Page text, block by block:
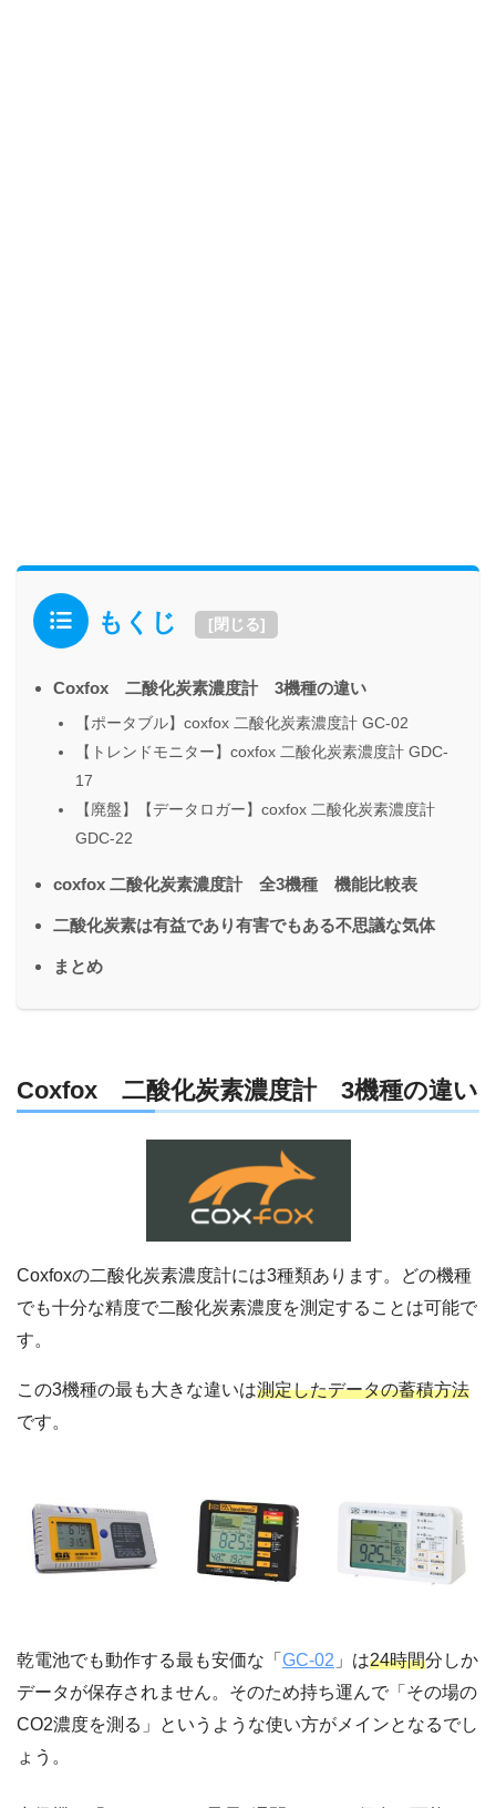
もくじ [閉じる]
Coxfox 二酸化炭素濃度計 3機種の違い
【ポータブル】coxfox 二酸化炭素濃度計 GC-02
【トレンドモニター】coxfox 二酸化炭素濃度計 GDC-
17
【廃盤】【データロガー】coxfox 二酸化炭素濃度計
GDC-22
coxfox 二酸化炭素濃度計 全3機種 機能比較表
二酸化炭素は有益であり有害でもある不思議な気体
まとめ
Coxfox 二酸化炭素濃度計 3機種の違い
Coxfoxの二酸化炭素濃度計には3種類あります。どの機種
でも十分な精度で二酸化炭素濃度を測定することは可能で
す。
この3機種の最も大きな違いは測定したデータの蓄積方法
です。
乾電池でも動作する最も安価な「 GC-02 」は24時間分しか
データが保存されません。そのため持ち運んで「その場の
CO2濃度を測る」というような使い方がメインとなるでし
ょう。